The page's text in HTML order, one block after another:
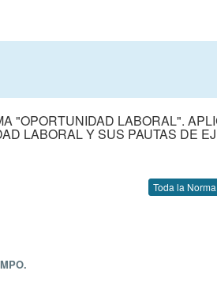
"OPORTUNIDAD LABORAL".
LABORAL Y SUS PAUTAS DE
Toda la Norma